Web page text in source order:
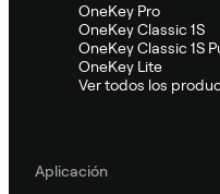
OneKey Pro
OneKey Classic 1S
OneKey Classic 1S
OneKey Lite
Ver todos los
Aplicación